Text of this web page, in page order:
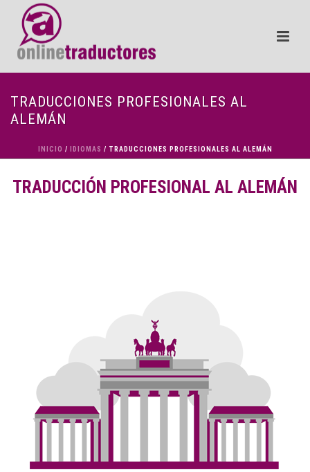
TRADUCCIONES PROFESIONALES AL
ALEMÁN
INICIO / IDIOMAS / TRADUCCIONES PROFESIONALES AL ALEMÁN
TRADUCCIÓN PROFESIONAL AL ALEMÁN